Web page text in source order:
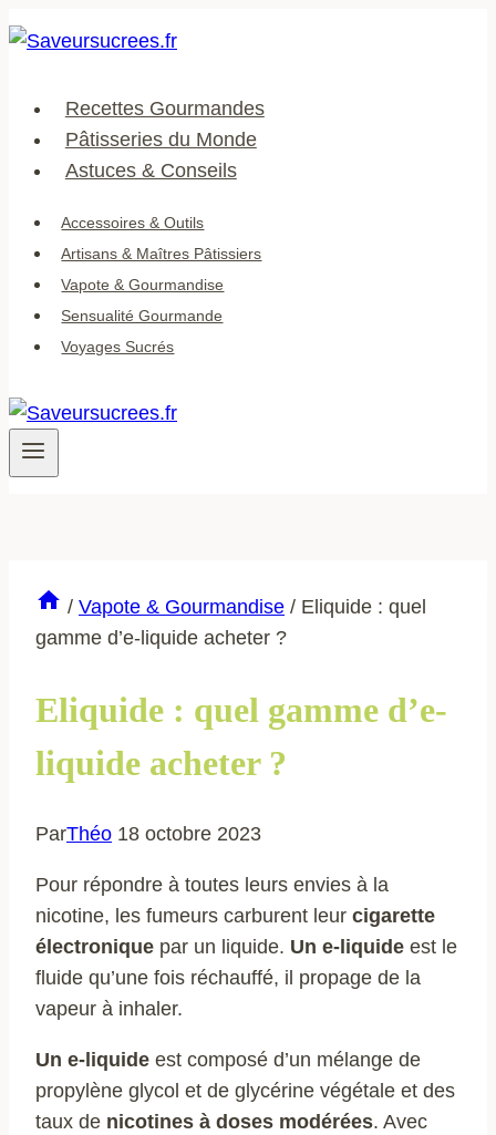
Aller
au
Recettes Gourmandes
Pâtisseries du Monde
Astuces & Conseils
Accessoires & Outils
Artisans & Maîtres Pâtissiers
Vapote & Gourmandise
Sensualité Gourmande
Voyages Sucrés
/ Vapote & Gourmandise / Eliquide : quel
gamme d’e-liquide acheter ?
Eliquide : quel gamme d’e-
liquide acheter ?
ParThéo 18 octobre 2023
Pour répondre à toutes leurs envies à la
nicotine, les fumeurs carburent leur cigarette
électronique par un liquide. Un e-liquide est le
fluide qu’une fois réchauffé, il propage de la
vapeur à inhaler.
Un e-liquide est composé d’un mélange de
propylène glycol et de glycérine végétale et des
taux de nicotines à doses modérées. Avec